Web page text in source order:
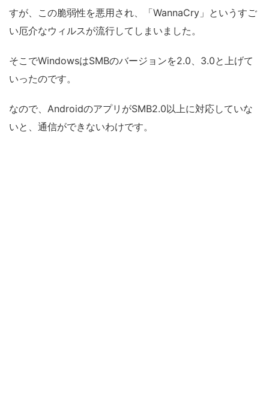
すが、この脆弱性を悪用され、「WannaCry」というすご
い厄介なウィルスが流行してしまいました。
そこでWindowsはSMBのバージョンを2.0、3.0と上げて
いったのです。
なので、AndroidのアプリがSMB2.0以上に対応していな
いと、通信ができないわけです。